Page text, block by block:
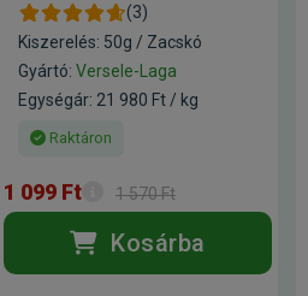
(3)
Kiszerelés: 50g / Zacskó
Gyártó: Versele-Laga
Egységár: 21 980 Ft / kg
Raktáron
1 099 Ft 1 570 Ft
Kosárba